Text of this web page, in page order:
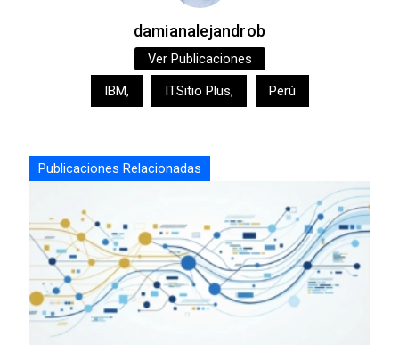
damianalejandrob
Ver Publicaciones
IBM, ITSitio Plus, Perú
Publicaciones Relacionadas